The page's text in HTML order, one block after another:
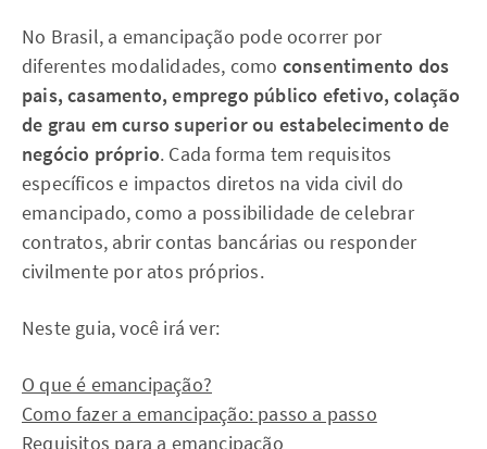
No Brasil, a emancipação pode ocorrer por
diferentes modalidades, como consentimento dos
pais, casamento, emprego público efetivo, colação
de grau em curso superior ou estabelecimento de
negócio próprio. Cada forma tem requisitos
específicos e impactos diretos na vida civil do
emancipado, como a possibilidade de celebrar
contratos, abrir contas bancárias ou responder
civilmente por atos próprios.
Neste guia, você irá ver:
O que é emancipação?
Como fazer a emancipação: passo a passo
Requisitos para a emancipação